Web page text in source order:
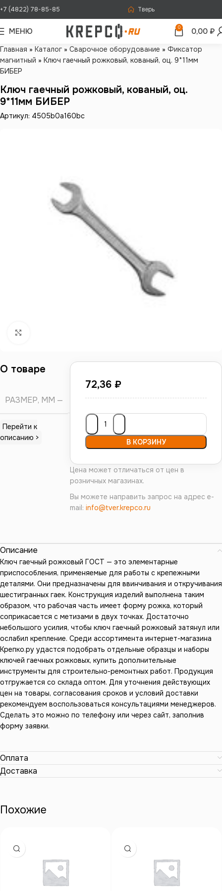
+7 (4822) 78-85-85 Тверь
МЕНЮ 0 0,00 ₽
Главная » Каталог » Сварочное оборудование » Фиксатор
магнитный » Ключ гаечный рожковый, кованый, оц. 9*11мм
БИБЕР
Ключ гаечный рожковый, кованый, оц.
9*11мм БИБЕР
Артикул: 4505b0a160bc
72,36 ₽
В КОРЗИНУ
Цена может отличаться от цен в
розничных магазинах.
Вы можете направить запрос на адрес e-
mail: info@tver.krepco.ru
О товаре
РАЗМЕР, ММ 9*11
Перейти к
описанию >
Описание
Ключ гаечный рожковый ГОСТ — это элементарные
приспособления, применяемые для работы с крепежными
деталями. Они предназначены для ввинчивания и откручивания
шестигранных гаек. Конструкция изделий выполнена таким
образом, что рабочая часть имеет форму рожка, который
соприкасается с метизами в двух точках. Достаточно
небольшого усилия, чтобы ключ гаечный рожковый затянул или
ослабил крепление. Среди ассортимента интернет-магазина
Крепко.ру удастся подобрать отдельные образцы и наборы
ключей гаечных рожковых, купить дополнительные
инструменты для строительно-ремонтных работ. Продукция
отгружается со склада оптом. Для уточнения действующих
цен на товары, согласования сроков и условий доставки
рекомендуем воспользоваться консультациями менеджеров.
Сделать это можно по телефону или через сайт, заполнив
форму заявки.
Оплата
Доставка
Похожие